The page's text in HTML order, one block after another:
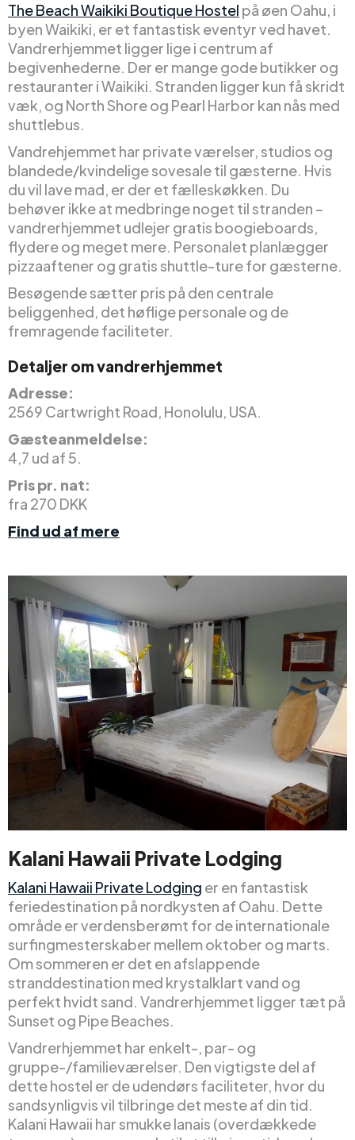
The Beach Waikiki Boutique Hostel på øen Oahu, i
byen Waikiki, er et fantastisk eventyr ved havet.
Vandrerhjemmet ligger lige i centrum af
begivenhederne. Der er mange gode butikker og
restauranter i Waikiki. Stranden ligger kun få skridt
væk, og North Shore og Pearl Harbor kan nås med
shuttlebus.
Vandrehjemmet har private værelser, studios og
blandede/kvindelige sovesale til gæsterne. Hvis
du vil lave mad, er der et fælleskøkken. Du
behøver ikke at medbringe noget til stranden –
vandrerhjemmet udlejer gratis boogieboards,
flydere og meget mere. Personalet planlægger
pizzaaftener og gratis shuttle-ture for gæsterne.
Besøgende sætter pris på den centrale
beliggenhed, det høflige personale og de
fremragende faciliteter.
Detaljer om vandrerhjemmet
Adresse:
2569 Cartwright Road, Honolulu, USA.
Gæsteanmeldelse:
4,7 ud af 5.
Pris pr. nat:
fra 270 DKK
Find ud af mere
Kalani Hawaii Private Lodging
Kalani Hawaii Private Lodging er en fantastisk
feriedestination på nordkysten af Oahu. Dette
område er verdensberømt for de internationale
surfingmesterskaber mellem oktober og marts.
Om sommeren er det en afslappende
stranddestination med krystalklart vand og
perfekt hvidt sand. Vandrerhjemmet ligger tæt på
Sunset og Pipe Beaches.
Vandrerhjemmet har enkelt-, par- og
gruppe-/familieværelser. Den vigtigste del af
dette hostel er de udendørs faciliteter, hvor du
sandsynligvis vil tilbringe det meste af din tid.
Kalani Hawaii har smukke lanais (overdækkede